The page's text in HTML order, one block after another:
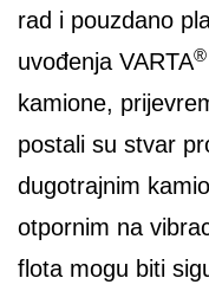
rad i pouzdano
uvođenja VARTA®
kamione,
postali su stvar
dugotrajnim
otpornim na
flota mogu biti